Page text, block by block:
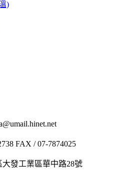
)
FAX / 07-7874025
大發工業區華中路28號